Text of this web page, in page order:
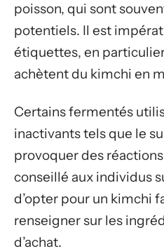
poisson, qui sont
potentiels. Il est
étiquettes, en
achètent du kimchi en
Certains fermentés
inactivants tels que le
provoquer des
conseillé aux individus
d’opter pour un kimchi
renseigner sur les
d’achat.